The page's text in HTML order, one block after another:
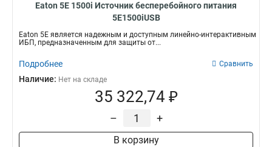
Eaton 5E 1500i Источник бесперебойного питания
5E1500iUSB
Eaton 5E является надежным и доступным линейно-интерактивным
ИБП, предназначенным для защиты от...
Подробнее Сравнить
Наличие: Нет на складе
35 322,74 ₽
– +
В корзину